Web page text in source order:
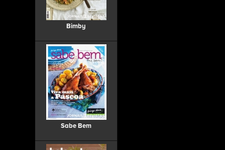
Bimby
Sabe Bem